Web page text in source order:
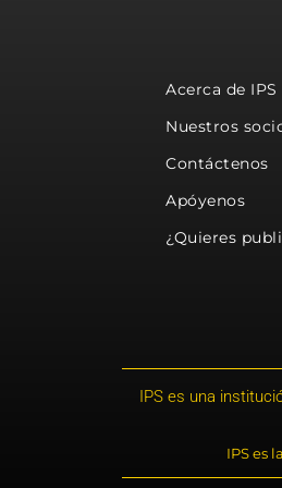
Acerca de IPS
Nuestros
Contáctenos
Apóyenos
¿Quieres
IPS es una
IPS es